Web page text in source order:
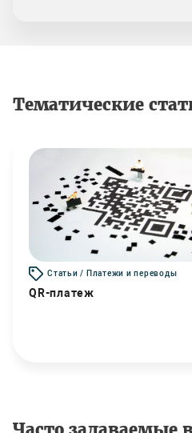
Тематические
Статьи / Платежи и переводы
QR-платеж